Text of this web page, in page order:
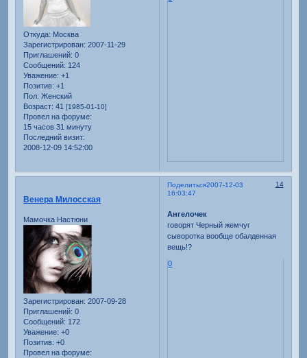
Откуда: Москва
Зарегистрирован: 2007-11-29
Приглашений: 0
Сообщений: 124
Уважение: +1
Позитив: +1
Пол: Женский
Возраст: 41[1985-01-10]
Провел на форуме:
15 часов 31 минуту
Последний визит:
2008-12-09 14:52:00
Поделиться 14
2007-12-03
16:03:47
Венера Милосская
Мамочка Настюни
Зарегистрирован: 2007-09-28
Приглашений: 0
Сообщений: 172
Уважение: +0
Позитив: +0
Провел на форуме:
Ангелочек
говорят Черный жемчуг
сыворотка вообще обалденная
вещь!?
0